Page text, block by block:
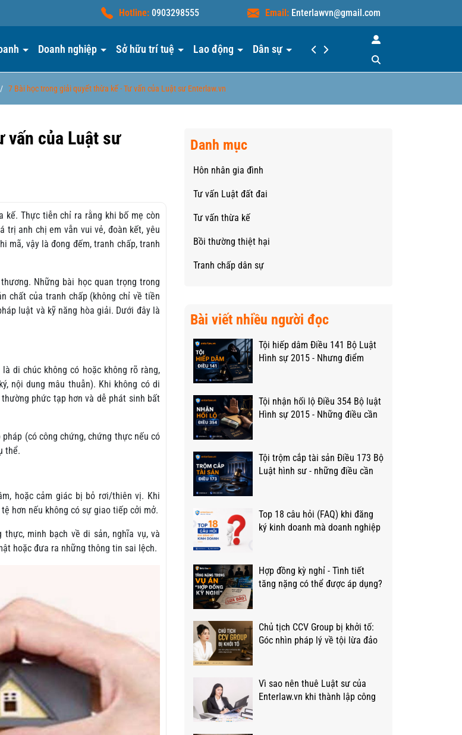
Hotline: 0903298555 Email: Enterlawvn@gmail.com
Doanh nghiệp Sở hữu trí tuệ Lao động Dân sự Hiểu luật
/ 7 Bài học trong giải quyết thừa kế - Tư vấn của Luật sư Enterlaw.vn
vấn của Luật sư
Thực tiễn chỉ ra rằng khi bố mẹ còn
trị anh chị em vẫn vui vẻ, đoàn kết, yêu
mã, vậy là đong đếm, tranh chấp, tranh
Những bài học quan trọng trong
chất của tranh chấp (không chỉ về tiền
luật và kỹ năng hòa giải. Dưới đây là
di chúc không có hoặc không rõ ràng,
nội dung mâu thuẫn). Khi không có di
phức tạp hơn và dễ phát sinh bất
(có công chứng, chứng thực nếu có
thể.
hoặc cảm giác bị bỏ rơi/thiên vị. Khi
hơn nếu không có sự giao tiếp cởi mở.
minh bạch về di sản, nghĩa vụ, và
hoặc đưa ra những thông tin sai lệch.
Danh mục
Hôn nhân gia đình
Tư vấn Luật đất đai
Tư vấn thừa kế
Bồi thường thiệt hại
Tranh chấp dân sự
Bài viết nhiều người đọc
Tội hiếp dâm Điều 141 Bộ Luật
Hình sự 2015 - Nhưng điểm
Tội nhận hối lộ Điều 354 Bộ luật
Hình sự 2015 - Những điều cần
Tội trộm cắp tài sản Điều 173 Bộ
Luật hình sư - những điều cần
Top 18 câu hỏi (FAQ) khi đăng
ký kinh doanh mà doanh nghiệp
Hợp đồng kỳ nghỉ - Tình tiết
tăng nặng có thể được áp dụng?
Chủ tịch CCV Group bị khởi tố:
Góc nhìn pháp lý về tội lừa đảo
Vì sao nên thuê Luật sư của
Enterlaw.vn khi thành lập công